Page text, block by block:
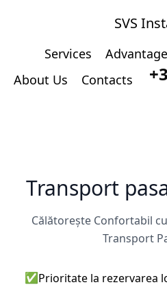
SVS
Services
About Us
Contacts
Transport
Călătorește Confortabil
Transport
✅Prioritate la rezervarea